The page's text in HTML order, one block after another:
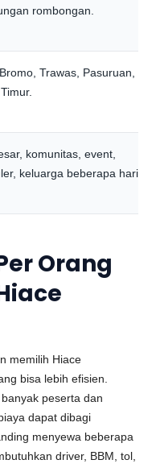
rombongan.
Trawas, Pasuruan,
komunitas, event,
keluarga beberapa hari.
Orang
memilih Hiace
bisa lebih efisien.
peserta dan
dapat dibagi
menyewa beberapa
driver, BBM, tol,